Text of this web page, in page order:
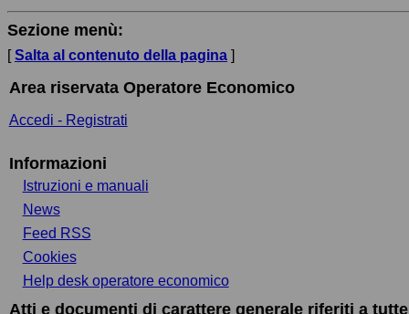
Sezione menù:
[Salta al contenuto della pagina ]
Area riservata Operatore Economico
Accedi - Registrati
Informazioni
Istruzioni e manuali
News
Feed RSS
Cookies
Help desk operatore economico
Atti e documenti di carattere generale riferiti a